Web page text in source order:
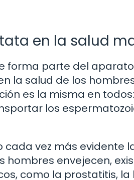
en la salud
forma parte del
la salud de los
es la misma en
los
cada vez más evidente
hombres envejecen,
como la prostatitis,